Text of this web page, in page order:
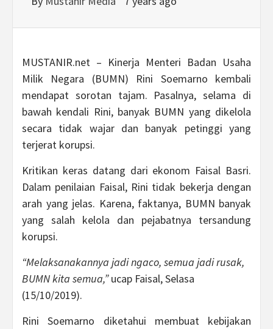
MUSTANIR.net – Kinerja Menteri Badan Usaha
Milik Negara (BUMN) Rini Soemarno kembali
mendapat sorotan tajam. Pasalnya, selama di
bawah kendali Rini, banyak BUMN yang dikelola
secara tidak wajar dan banyak petinggi yang
terjerat korupsi.
Kritikan keras datang dari ekonom Faisal Basri.
Dalam penilaian Faisal, Rini tidak bekerja dengan
arah yang jelas. Karena, faktanya, BUMN banyak
yang salah kelola dan pejabatnya tersandung
korupsi.
“Melaksanakannya jadi ngaco, semua jadi rusak,
BUMN kita semua,”ucap Faisal, Selasa
(15/10/2019).
Rini Soemarno diketahui membuat kebijakan